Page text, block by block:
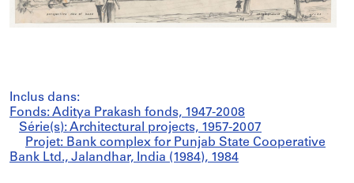
Inclus dans:
Fonds: Aditya Prakash fonds, 1947-2008
Série(s): Architectural projects, 1957-2007
Projet: Bank complex for Punjab State Cooperative
Bank Ltd., Jalandhar, India (1984), 1984